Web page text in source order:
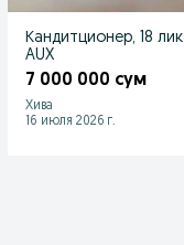
Кандитционер, 18 лик
AUX
7 000 000 сум
Хива
16 июля 2026 г.